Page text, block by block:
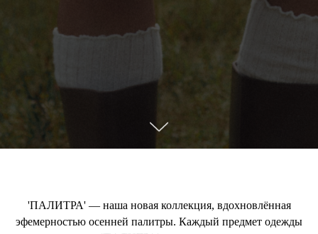
'ПАЛИТРА' — наша новая коллекция, вдохновлённая
эфемерностью осенней палитры. Каждый предмет одежды